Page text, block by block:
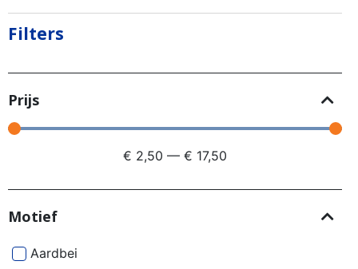
Filters
Prijs
€ 2,50 — € 17,50
Motief
Aardbei